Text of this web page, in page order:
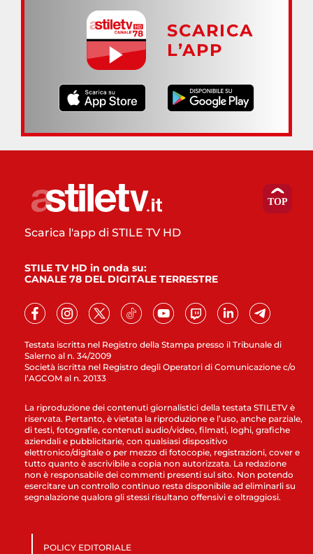
SCARICA
L’APP
Testata iscritta nel Registro della Stampa presso il Tribunale di
Salerno al n. 34/2009
Società iscritta nel Registro degli Operatori di Comunicazione c/o
l’AGCOM al n. 20133
Scarica l'app di STILE TV HD
STILE TV HD in onda su:
CANALE 78 DEL DIGITALE TERRESTRE
La riproduzione dei contenuti giornalistici della testata STILETV è
riservata. Pertanto, è vietata la riproduzione e l’uso, anche parziale,
di testi, fotografie, contenuti audio/video, filmati, loghi, grafiche
aziendali e pubblicitarie, con qualsiasi dispositivo
elettronico/digitale o per mezzo di fotocopie, registrazioni, cover e
tutto quanto è ascrivibile a copia non autorizzata. La redazione
non è responsabile dei commenti presenti sul sito. Non potendo
esercitare un controllo continuo resta disponibile ad eliminarli su
segnalazione qualora gli stessi risultano offensivi e oltraggiosi.
POLICY EDITORIALE